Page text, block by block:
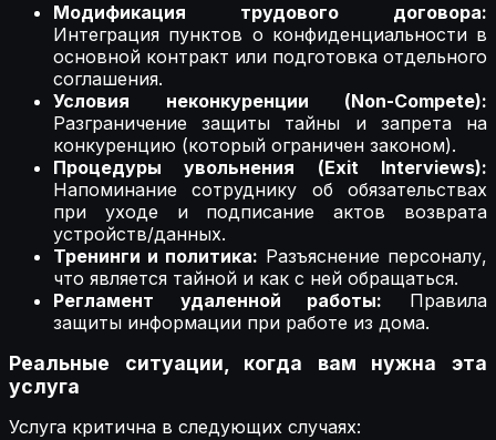
Модификация трудового договора:
Интеграция пунктов о конфиденциальности в
основной контракт или подготовка отдельного
соглашения.
Условия неконкуренции (Non-Compete):
Разграничение защиты тайны и запрета на
конкуренцию (который ограничен законом).
Процедуры увольнения (Exit Interviews):
Напоминание сотруднику об обязательствах
при уходе и подписание актов возврата
устройств/данных.
Тренинги и политика: Разъяснение персоналу,
что является тайной и как с ней обращаться.
Регламент удаленной работы: Правила
защиты информации при работе из дома.
Реальные ситуации, когда вам нужна эта
услуга
Услуга критична в следующих случаях: